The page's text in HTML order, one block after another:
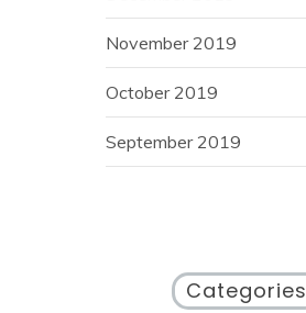
November 2019
October 2019
September 2019
Categories